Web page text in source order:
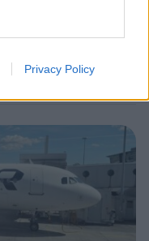
Privacy Policy
–